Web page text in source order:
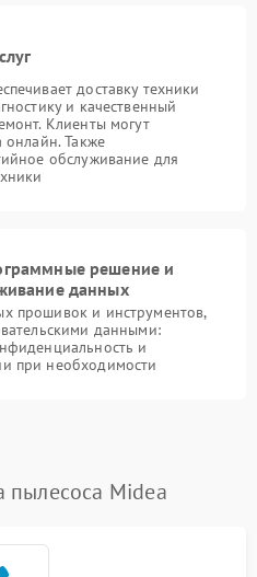
доставку техники
и качественный
Клиенты могут
онлайн. Также
обслуживание для
решение и
данных
прошивок и инструментов,
данными:
и
при необходимости
пылесоса Midea